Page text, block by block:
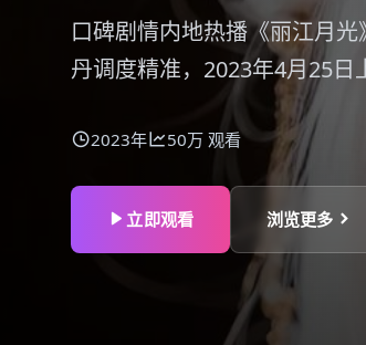
口碑剧情内地热播《丽江月
丹调度精准，2023年4月25日
2023年 50万 观看
立即观看 浏览更多